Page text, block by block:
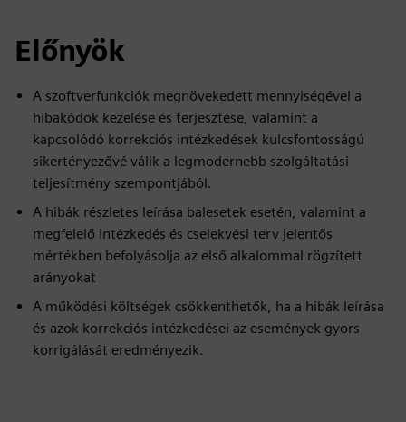
Előnyök
A szoftverfunkciók megnövekedett mennyiségével a
hibakódok kezelése és terjesztése, valamint a
kapcsolódó korrekciós intézkedések kulcsfontosságú
sikertényezővé válik a legmodernebb szolgáltatási
teljesítmény szempontjából.
A hibák részletes leírása balesetek esetén, valamint a
megfelelő intézkedés és cselekvési terv jelentős
mértékben befolyásolja az első alkalommal rögzített
arányokat
A működési költségek csökkenthetők, ha a hibák leírása
és azok korrekciós intézkedései az események gyors
korrigálását eredményezik.